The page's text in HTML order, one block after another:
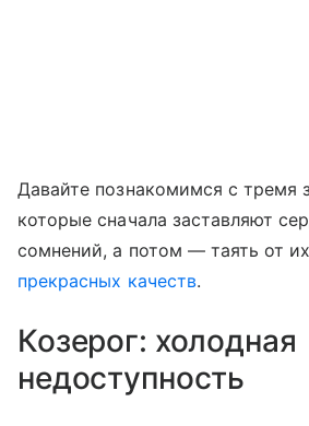
Давайте познакомимся с тремя
которые сначала заставляют
сомнений, а потом — таять от их
прекрасных качеств.
Козерог: холодная
недоступность